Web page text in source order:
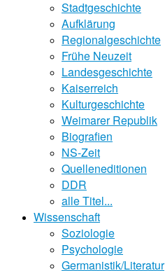
Stadtgeschichte
Aufklärung
Regionalgeschichte
Frühe Neuzeit
Landesgeschichte
Kaiserreich
Kulturgeschichte
Weimarer Republik
Biografien
NS-Zeit
Quelleneditionen
DDR
alle Titel...
Wissenschaft
Soziologie
Psychologie
Germanistik/Literatur